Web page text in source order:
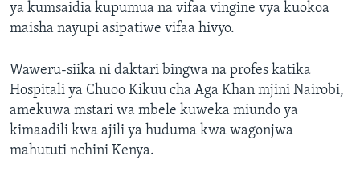
ya kumsaidia kupumua na vifaa vingine vya kuokoa
maisha nayupi asipatiwe vifaa hivyo.
Waweru-siika ni daktari bingwa na profes katika
Hospitali ya Chuoo Kikuu cha Aga Khan mjini Nairobi,
amekuwa mstari wa mbele kuweka miundo ya
kimaadili kwa ajili ya huduma kwa wagonjwa
mahututi nchini Kenya.